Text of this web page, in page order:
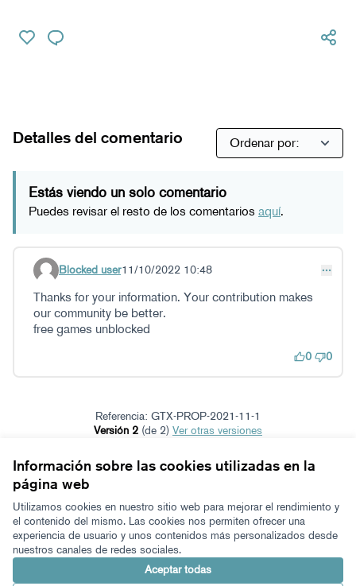
Información sobre las cookies utilizadas en la
página web
Utilizamos cookies en nuestro sitio web para mejorar el rendimiento y
el contenido del mismo. Las cookies nos permiten ofrecer una
experiencia de usuario y unos contenidos más personalizados desde
nuestros canales de redes sociales.
Aceptar todas
Detalles del comentario
Estás viendo un solo comentario
Puedes revisar el resto de los comentarios aquí.
Comentario 24
Blocked user11/10/2022 10:48
Thanks for your information. Your contribution makes
our community be better.
free games unblocked
0 0
Referencia: GTX-PROP-2021-11-1
Versión 2 (de 2)
ver otras versiones
Términos y condiciones de uso
Configuración de cookies
Zeugaz en X
(Enlace externo)
Zeugaz en Facebook
(Enlace externo)
Zeugaz en Instagram
(Enlace externo)
Zeugaz en YouTube
(Enlace externo)
Zeugaz en GitHub
(Enlace externo)
Castellano
Aukeratu hizkuntzaElegir el idioma